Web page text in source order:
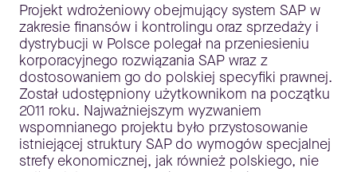
Projekt wdrożeniowy obejmujący system SAP w
zakresie finansów i kontrolingu oraz sprzedaży i
dystrybucji w Polsce polegał na przeniesieniu
korporacyjnego rozwiązania SAP wraz z
dostosowaniem go do polskiej specyfiki prawnej.
Został udostępniony użytkownikom na początku
2011 roku. Najważniejszym wyzwaniem
wspomnianego projektu było przystosowanie
istniejącej struktury SAP do wymogów specjalnej
strefy ekonomicznej, jak również polskiego, nie